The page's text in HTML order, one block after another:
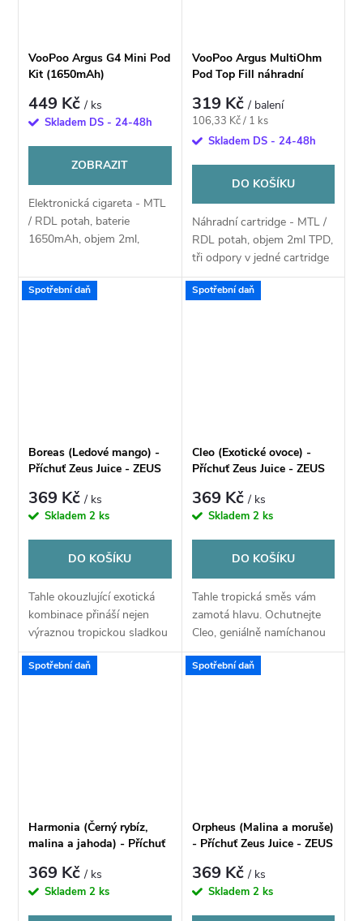
VooPoo Argus G4 Mini Pod
Kit (1650mAh)
449 Kč/ ks
Skladem DS - 24-48h
ZOBRAZIT
Elektronická cigareta - MTL
/ RDL potah, baterie
1650mAh, objem 2ml,
5–30W, dva odpory v jedné
cartridge (0,7Ω / 1,0Ω),
VooPoo Argus MultiOhm
Pod Top Fill náhradní
319 Kč/ balení
Měrná
cena:
106,33 Kč / 1 ks
Skladem DS - 24-48h
DO KOŠÍKU
Náhradní cartridge - MTL /
RDL potah, objem 2ml TPD,
tři odpory v jedné cartridge
(0,4Ω / 0,7Ω / 1,0Ω),
technologie iCOSM CODE
Spotřební daň
Boreas (Ledové mango) -
Příchuť Zeus Juice - ZEUS
369 Kč/ ks
Skladem2 ks
DO KOŠÍKU
Tahle okouzlující exotická
kombinace přináší nejen
výraznou tropickou sladkou
chuť, ale také mrazivý
kopanec. Představte si
Spotřební daň
Cleo (Exotické ovoce) -
Příchuť Zeus Juice - ZEUS
369 Kč/ ks
Skladem 2 ks
DO KOŠÍKU
Tahle tropická směs vám
zamotá hlavu. Ochutnejte
Cleo, geniálně namíchanou
směs tropického a
exotického ovoce s
Spotřební daň
Harmonia (Černý rybíz,
malina a jahoda) - Příchuť
10ml
369 Kč/ ks
Skladem2 ks
Spotřební daň
Orpheus (Malina a moruše)
- Příchuť Zeus Juice - ZEUS
369 Kč/ ks
Skladem 2 ks